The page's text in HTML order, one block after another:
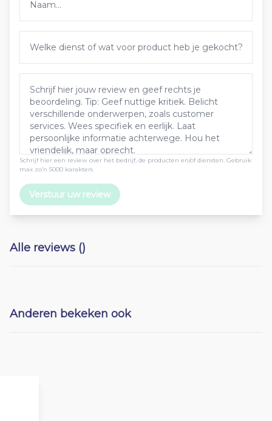
Schrijf hier een review over het bedrijf, de producten en/of diensten. Gebruik
max zo’n 5000 karakters
Verstuur uw review
Alle reviews ()
Anderen bekeken ook